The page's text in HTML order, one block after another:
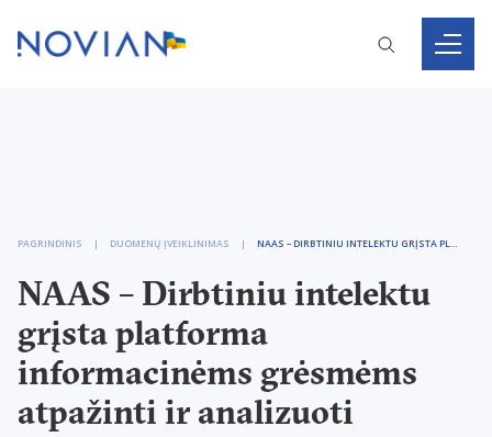
PAGRINDINIS DUOMENŲ ĮVEIKLINIMAS NAAS – DIRBTINIU INTELEKTU GRĮSTA PLATFORMA INFORMACINĖMS GRĖSMĖMS ATPAŽINTI IR ANALIZUOTI
NAAS – Dirbtiniu intelektu
grįsta platforma
informacinėms grėsmėms
atpažinti ir analizuoti